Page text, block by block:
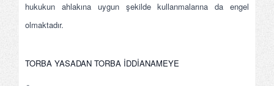
hukukun ahlakına uygun şekilde kullanmalarına da engel
olmaktadır.
TORBA YASADAN TORBA İDDİANAMEYE